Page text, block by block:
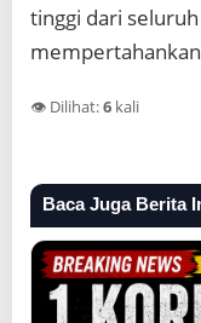
tinggi dari
👁️ Dilihat:6 kali
Baca Juga Berita